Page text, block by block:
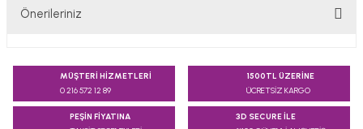
Önerileriniz
konularda yetersiz gördüğünüz noktaları öneri formunu
kullanarak tarafımıza iletebilirsiniz.
MÜŞTERİ HİZMETLERİ
0 216 572 12 89
1500TL ÜZERİNE
ÜCRETSİZ KARGO
PEŞİN FİYATINA
3D SECURE İLE